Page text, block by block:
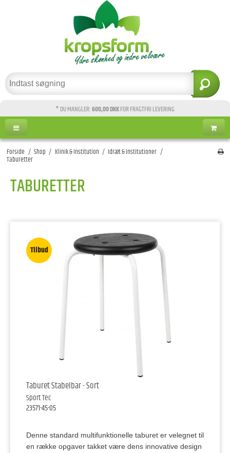
* DU MANGLER:600,00 DKKFOR FRAGTFRI LEVERING
Forside / Shop / Klinik & Institution / Idræt & Institutioner /
Taburetter
TABURETTER
Tilbud
Taburet Stabelbar - Sort
Sport Tec
23571-45-05
Denne standard multifunktionelle taburet er velegnet til
en række opgaver takket være dens innovative design